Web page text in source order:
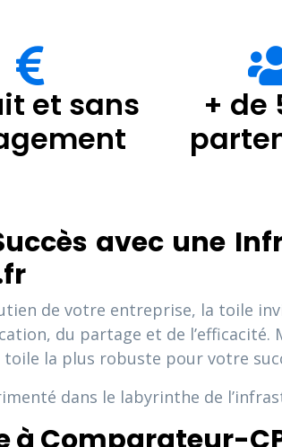
et sans
+ de
avec une
de votre entreprise, la toile
du partage et de l’efficacité.
la plus robuste pour votre
dans le labyrinthe de